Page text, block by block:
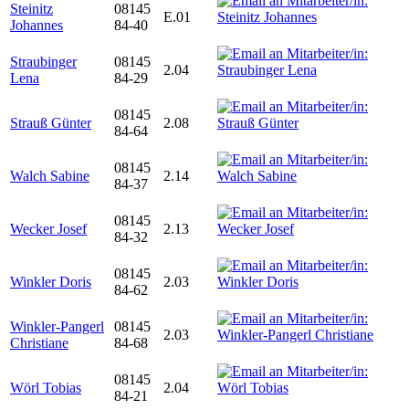
Steinitz
Johannes
08145
84-40
E.01
Straubinger
Lena
08145
84-29
2.04
Strauß Günter
08145
84-64
2.08
Walch Sabine
08145
84-37
2.14
Wecker Josef
08145
84-32
2.13
Winkler Doris
08145
84-62
2.03
Winkler-Pangerl
Christiane
08145
84-68
2.03
Wörl Tobias
08145
84-21
2.04